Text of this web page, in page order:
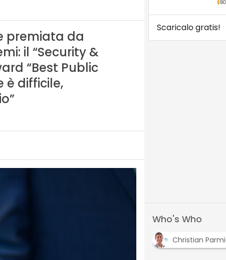
premiata da
il “Security &
“Best Public
è difficile,
Scaricalo gratis!
Who's Who
Christian